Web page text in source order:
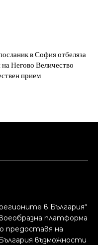
в София отбеляза
Негово Величество
прием
в България“
платформа
предоставя на
възможности